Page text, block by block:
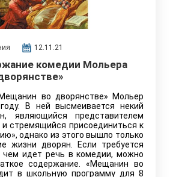
12.11.21
комедии Мольера
во дворянстве» Мольер
В ней высмеивается некий
являющийся представителем
и стремящийся присоединиться к
однако из этого вышло только
жизни дворян. Если требуется
чем идет речь в комедии, можно
содержание. «Мещанин во
в школьную программу для 8